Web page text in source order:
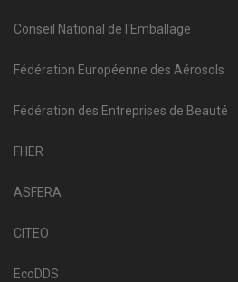
Conseil National de l'Emballage
Fédération Européenne des Aérosols
Fédération des Entreprises de Beauté
FHER
ASFERA
CITEO
EcoDDS